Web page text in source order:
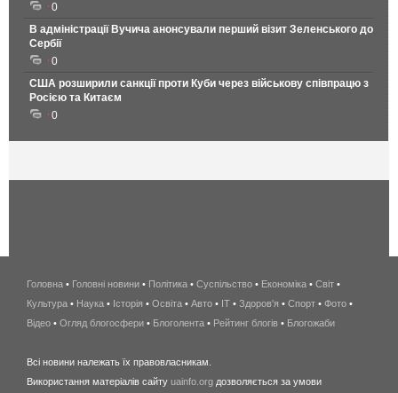
0
В адміністрації Вучича анонсували перший візит Зеленського до
Сербії
0
США розширили санкції проти Куби через військову співпрацю з
Росією та Китаєм
0
беспроводной
интернет
киев
wimax
Головна • Головні новини • Політика • Суспільство • Економіка • Світ •
Культура • Наука • Історія • Освіта • Авто • IT • Здоров'я • Спорт • Фото •
Відео • Огляд блогосфери • Блоголента • Рейтинг блогів • Блогожаби
Всі новини належать їх правовласникам.
Використання матеріалів сайту uainfo.org дозволяється за умови